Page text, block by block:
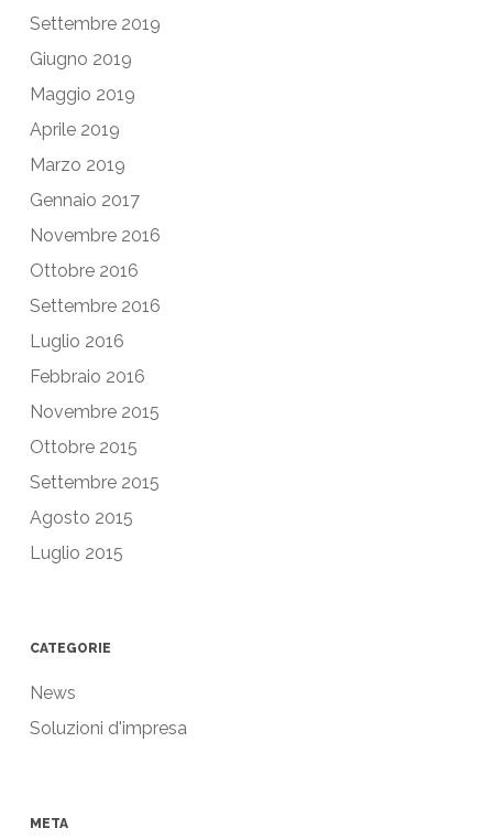
Settembre 2019
Giugno 2019
Maggio 2019
Aprile 2019
Marzo 2019
Gennaio 2017
Novembre 2016
Ottobre 2016
Settembre 2016
Luglio 2016
Febbraio 2016
Novembre 2015
Ottobre 2015
Settembre 2015
Agosto 2015
Luglio 2015
CATEGORIE
News
Soluzioni d'impresa
META